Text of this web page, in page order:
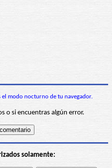
el modo nocturno de tu navegador.
o si encuentras algún error.
solamente: